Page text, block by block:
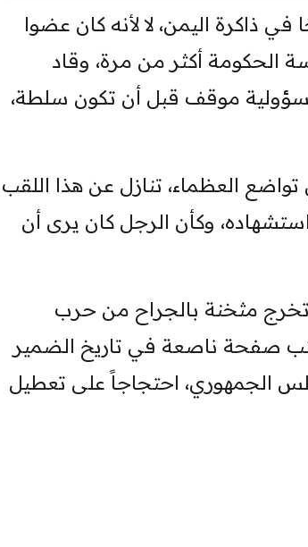
ذاكرة اليمن، لا لأنه كان عضوا
الحكومة أكثر من مرة، وقاد
موقف قبل أن تكون سلطة،
تواضع العظماء، تنازل عن هذا اللقب
وكأن الرجل كان يرى أن
بينما كانت اليمن تخرج مثخنة بالجراح من حرب
صفحة ناصعة في تاريخ الضمير
الجمهوري، احتجاجاً على تعطيل